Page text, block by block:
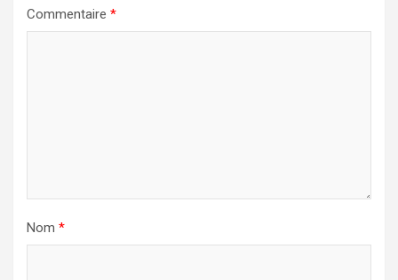
Commentaire *
Nom *